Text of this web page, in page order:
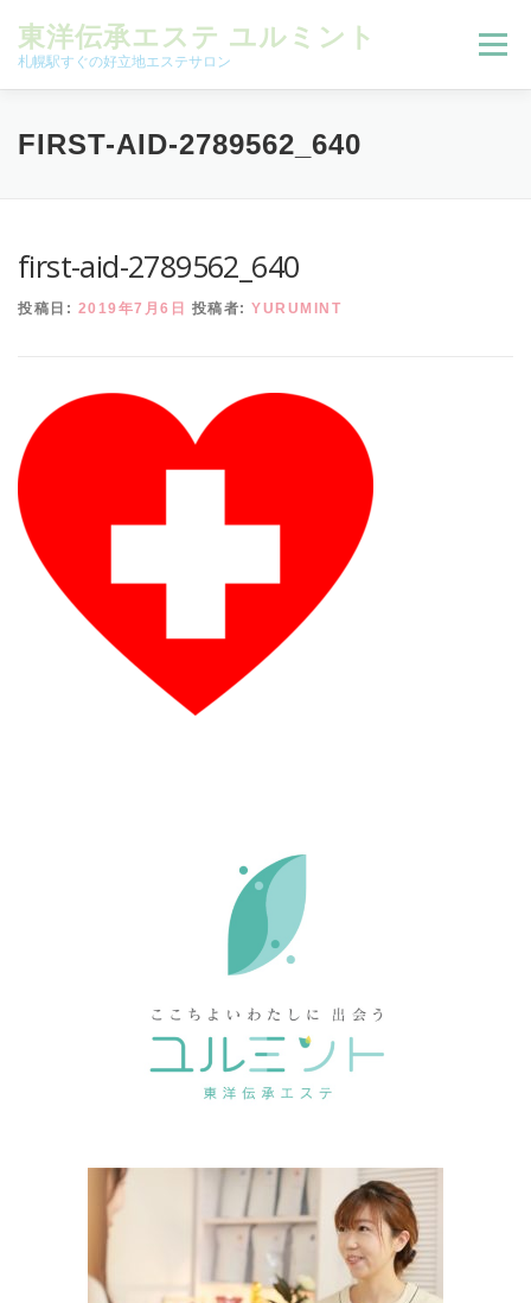
東洋伝承エステ ユルミント
札幌駅すぐの好立地エステサロン
メニュー
初回限定お試しコース（ご新規様限定）
オンラインメニュー アクセス よくある質問
SNS お客様の声 ご予約、お問い合わせ
FIRST-AID-2789562_640
first-aid-2789562_640
投稿日: 2019年7月6日 投稿者: YURUMINT